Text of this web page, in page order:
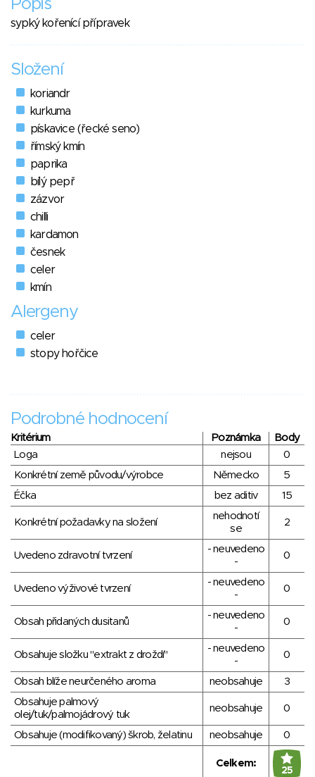
Popis
sypký kořenící přípravek
Složení
koriandr
kurkuma
pískavice (řecké seno)
římský kmín
paprika
bílý pepř
zázvor
chilli
kardamon
česnek
celer
kmín
Alergeny
celer
stopy hořčice
Podrobné hodnocení
Kritérium Poznámka
Body
Loga
nejsou
0
Konkrétní země původu/výrobce
Německo
5
Éčka
bez aditiv 15
Konkrétní požadavky na složení
nehodnotí
se
2
Uvedeno zdravotní tvrzení
- neuvedeno
-
0
Uvedeno výživové tvrzení
- neuvedeno
-
0
Obsah přidaných dusitanů
- neuvedeno
-
0
Obsahuje složku "extrakt z droždí"
- neuvedeno
-
0
Obsah blíže neurčeného aroma neobsahuje
3
Obsahuje palmový
olej/tuk/palmojádrový tuk
neobsahuje 0
Obsahuje (modifikovaný) škrob, želatinu neobsahuje 0
Celkem:
25